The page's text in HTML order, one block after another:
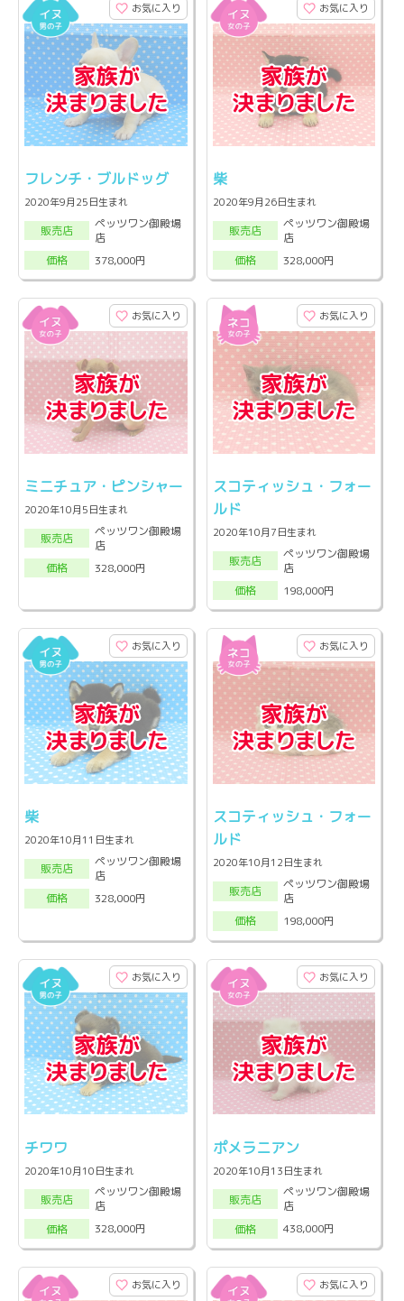
お気に入り
フレンチ・ブルドッグ
2020年9月25日生まれ
販売店
ペッツワン御殿場
店
価格
378,000円
お気に入り
柴
2020年9月26日生まれ
販売店
ペッツワン御殿場
店
価格
328,000円
お気に入り
ミニチュア・ピンシャー
2020年10月5日生まれ
販売店
ペッツワン御殿場
店
価格
328,000円
お気に入り
スコティッシュ・フォー
ルド
2020年10月7日生まれ
販売店
ペッツワン御殿場
店
価格
198,000円
お気に入り
柴
2020年10月11日生まれ
販売店
ペッツワン御殿場
店
価格
328,000円
お気に入り
スコティッシュ・フォー
ルド
2020年10月12日生まれ
販売店
ペッツワン御殿場
店
価格
198,000円
お気に入り
チワワ
2020年10月10日生まれ
販売店
ペッツワン御殿場
店
価格
328,000円
お気に入り
ポメラニアン
2020年10月13日生まれ
販売店
ペッツワン御殿場
店
価格
438,000円
お気に入り お気に入り